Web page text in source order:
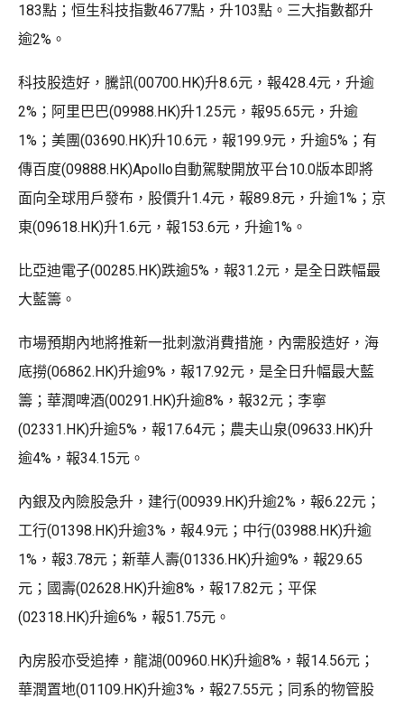
183點；恒生科技指數4677點，升103點。三大指數都升
逾2%。
科技股造好，騰訊(00700.HK)升8.6元，報428.4元，升逾
2%；阿里巴巴(09988.HK)升1.25元，報95.65元，升逾
1%；美團(03690.HK)升10.6元，報199.9元，升逾5%；有
傳百度(09888.HK)Apollo自動駕駛開放平台10.0版本即將
面向全球用戶發布，股價升1.4元，報89.8元，升逾1%；京
東(09618.HK)升1.6元，報153.6元，升逾1%。
比亞迪電子(00285.HK)跌逾5%，報31.2元，是全日跌幅最
大藍籌。
市場預期內地將推新一批刺激消費措施，內需股造好，海
底撈(06862.HK)升逾9%，報17.92元，是全日升幅最大藍
籌；華潤啤酒(00291.HK)升逾8%，報32元；李寧
(02331.HK)升逾5%，報17.64元；農夫山泉(09633.HK)升
逾4%，報34.15元。
內銀及內險股急升，建行(00939.HK)升逾2%，報6.22元；
工行(01398.HK)升逾3%，報4.9元；中行(03988.HK)升逾
1%，報3.78元；新華人壽(01336.HK)升逾9%，報29.65
元；國壽(02628.HK)升逾8%，報17.82元；平保
(02318.HK)升逾6%，報51.75元。
內房股亦受追捧，龍湖(00960.HK)升逾8%，報14.56元；
華潤置地(01109.HK)升逾3%，報27.55元；同系的物管股